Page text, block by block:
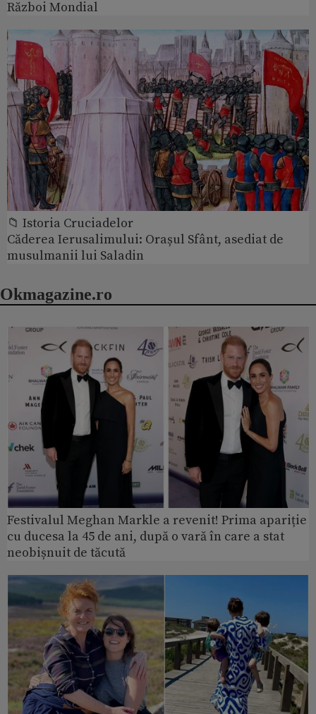
Război Mondial
📁 Istoria Cruciadelor
Căderea Ierusalimului: Orașul Sfânt, asediat de
musulmanii lui Saladin
Okmagazine.ro
Festivalul Meghan Markle a revenit! Prima apariție
cu ducesa la 45 de ani, după o vară în care a stat
neobișnuit de tăcută